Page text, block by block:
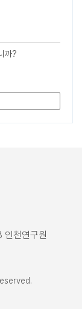
까?
인천연구원